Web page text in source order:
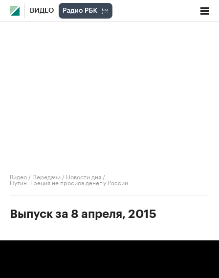
ВИДЕО
Видео / Передачи / Новости дня /
Путин: Греция не просила денег у России
Выпуск за 8 апреля, 2015